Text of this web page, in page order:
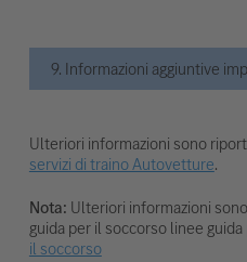
9. Informazioni aggiuntive
Ulteriori informazioni sono
servizi di traino Autovetture.
Nota: Ulteriori informazioni
guida per il soccorso linee
il soccorso